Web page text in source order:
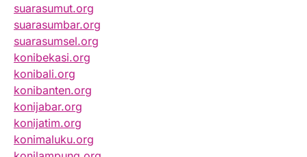
suarasumut.org
suarasumbar.org
suarasumsel.org
konibekasi.org
konibali.org
konibanten.org
konijabar.org
konijatim.org
konimaluku.org